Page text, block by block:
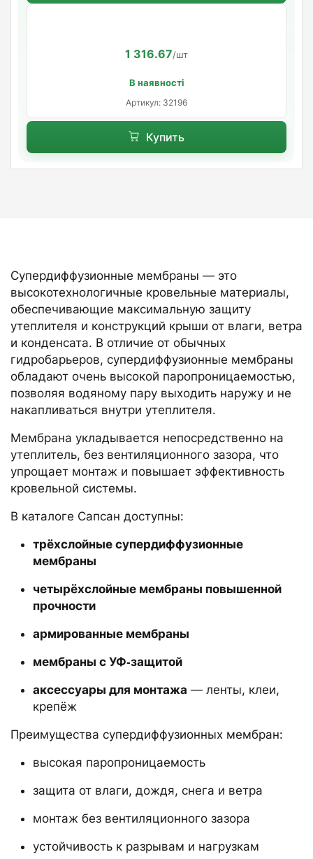
1 316.67/шт
В наявності
Артикул: 32196
Купить
Супердиффузионные мембраны — это
высокотехнологичные кровельные материалы,
обеспечивающие максимальную защиту
утеплителя и конструкций крыши от влаги, ветра
и конденсата. В отличие от обычных
гидробарьеров, супердиффузионные мембраны
обладают очень высокой паропроницаемостью,
позволяя водяному пару выходить наружу и не
накапливаться внутри утеплителя.
Мембрана укладывается непосредственно на
утеплитель, без вентиляционного зазора, что
упрощает монтаж и повышает эффективность
кровельной системы.
В каталоге Сапсан доступны:
трёхслойные супердиффузионные
мембраны
четырёхслойные мембраны повышенной
прочности
армированные мембраны
мембраны с УФ‑защитой
аксессуары для монтажа — ленты, клеи,
крепёж
Преимущества супердиффузионных мембран:
высокая паропроницаемость
защита от влаги, дождя, снега и ветра
монтаж без вентиляционного зазора
устойчивость к разрывам и нагрузкам